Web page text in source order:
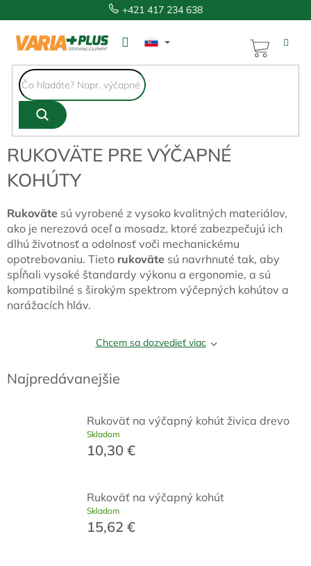
na
obsah
+421 417 234 638
KOŠÍK
RUKOVÄTE PRE VÝČAPNÉ
KOHÚTY
Rukoväte sú vyrobené z vysoko kvalitných materiálov,
ako je nerezová oceľ a mosadz, ktoré zabezpečujú ich
dlhú životnosť a odolnosť voči mechanickému
opotrebovaniu. Tieto rukoväte sú navrhnuté tak, aby
spĺňali vysoké štandardy výkonu a ergonomie, a sú
kompatibilné s širokým spektrom výčepných kohútov a
narážacích hláv.
Chcem sa dozvedieť viac
Najpredávanejšie
Rukoväť na výčapný kohút živica drevo
Skladom
10,30 €
Rukoväť na výčapný kohút
Skladom
15,62 €